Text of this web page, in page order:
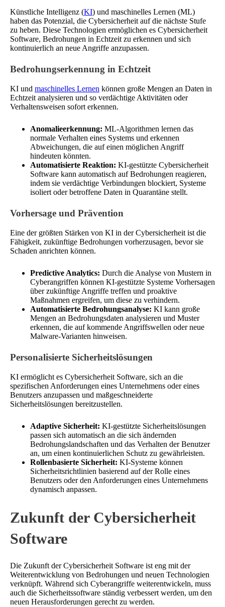
Künstliche Intelligenz (KI) und maschinelles Lernen (ML)
haben das Potenzial, die Cybersicherheit auf die nächste Stufe
zu heben. Diese Technologien ermöglichen es Cybersicherheit
Software, Bedrohungen in Echtzeit zu erkennen und sich
kontinuierlich an neue Angriffe anzupassen.
Bedrohungserkennung in Echtzeit
KI und maschinelles Lernen können große Mengen an Daten in
Echtzeit analysieren und so verdächtige Aktivitäten oder
Verhaltensweisen sofort erkennen.
Anomalieerkennung: ML-Algorithmen lernen das
normale Verhalten eines Systems und erkennen
Abweichungen, die auf einen möglichen Angriff
hindeuten könnten.
Automatisierte Reaktion: KI-gestützte Cybersicherheit
Software kann automatisch auf Bedrohungen reagieren,
indem sie verdächtige Verbindungen blockiert, Systeme
isoliert oder betroffene Daten in Quarantäne stellt.
Vorhersage und Prävention
Eine der größten Stärken von KI in der Cybersicherheit ist die
Fähigkeit, zukünftige Bedrohungen vorherzusagen, bevor sie
Schaden anrichten können.
Predictive Analytics: Durch die Analyse von Mustern in
Cyberangriffen können KI-gestützte Systeme Vorhersagen
über zukünftige Angriffe treffen und proaktive
Maßnahmen ergreifen, um diese zu verhindern.
Automatisierte Bedrohungsanalyse: KI kann große
Mengen an Bedrohungsdaten analysieren und Muster
erkennen, die auf kommende Angriffswellen oder neue
Malware-Varianten hinweisen.
Personalisierte Sicherheitslösungen
KI ermöglicht es Cybersicherheit Software, sich an die
spezifischen Anforderungen eines Unternehmens oder eines
Benutzers anzupassen und maßgeschneiderte
Sicherheitslösungen bereitzustellen.
Adaptive Sicherheit: KI-gestützte Sicherheitslösungen
passen sich automatisch an die sich ändernden
Bedrohungslandschaften und das Verhalten der Benutzer
an, um einen kontinuierlichen Schutz zu gewährleisten.
Rollenbasierte Sicherheit: KI-Systeme können
Sicherheitsrichtlinien basierend auf der Rolle eines
Benutzers oder den Anforderungen eines Unternehmens
dynamisch anpassen.
Zukunft der Cybersicherheit
Software
Die Zukunft der Cybersicherheit Software ist eng mit der
Weiterentwicklung von Bedrohungen und neuen Technologien
verknüpft. Während sich Cyberangriffe weiterentwickeln, muss
auch die Sicherheitssoftware ständig verbessert werden, um den
neuen Herausforderungen gerecht zu werden.